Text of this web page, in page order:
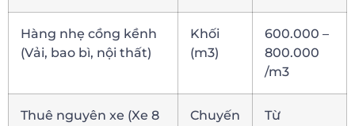
Hàng nhẹ cồng kềnh
(Vải, bao bì, nội thất)
Khối
(m3)
600.000 –
800.000
/m3
Thuê nguyên xe (Xe 8
Chuyến
Từ